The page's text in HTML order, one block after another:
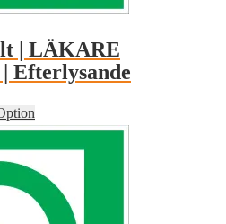
| LÄKARE
Efterlysande